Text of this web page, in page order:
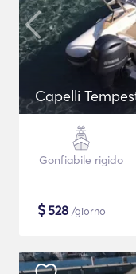
Capelli
Gonfiabile rigido
$528 /giorno